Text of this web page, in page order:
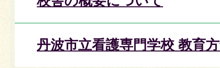
丹波市立看護専門学校 教育